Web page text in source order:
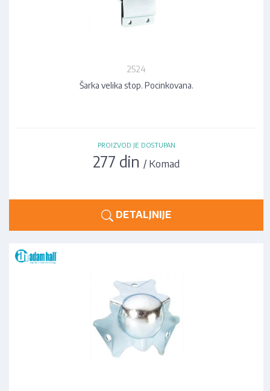
2524
Šarka velika stop. Pocinkovana.
PROIZVOD JE DOSTUPAN
277 din / Komad
DETALJNIJE